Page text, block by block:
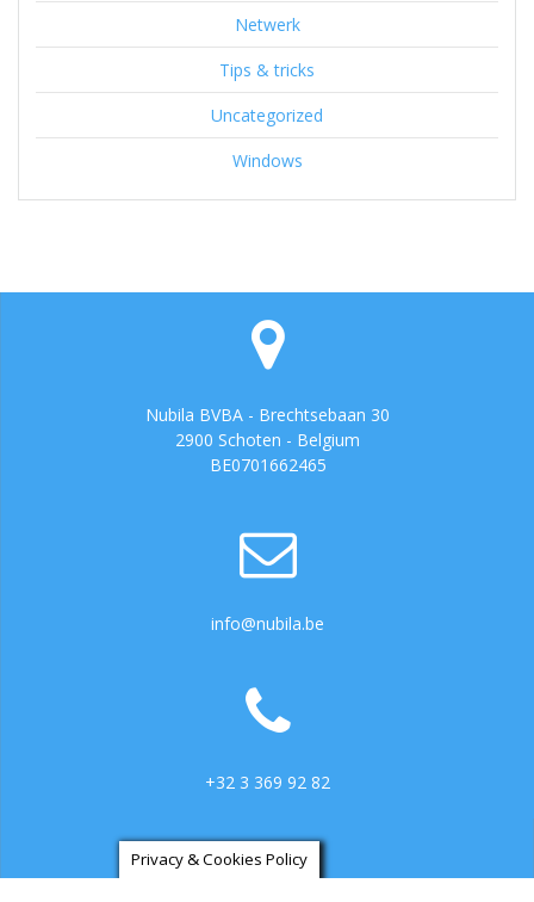
Netwerk
Tips & tricks
Uncategorized
Windows
Nubila BVBA - Brechtsebaan 30
2900 Schoten - Belgium
BE0701662465
info@nubila.be
+32 3 369 92 82
Privacy & Cookies Policy